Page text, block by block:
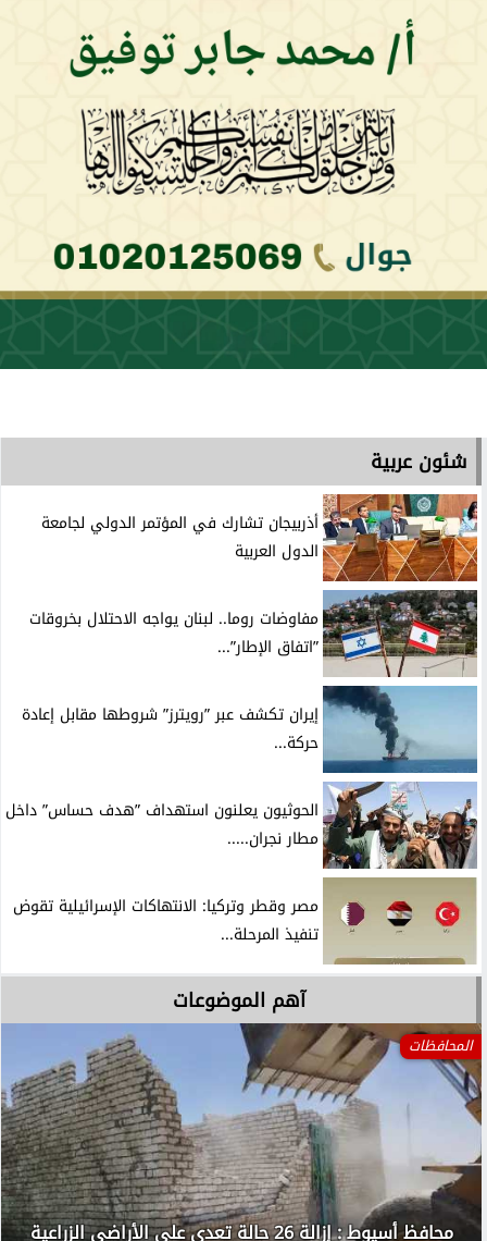
شئون عربية
أذربيجان تشارك في المؤتمر الدولي لجامعة
الدول العربية
مفاوضات روما.. لبنان يواجه الاحتلال بخروقات
”اتفاق الإطار”...
إيران تكشف عبر ”رويترز” شروطها مقابل إعادة
حركة...
الحوثيون يعلنون استهداف ”هدف حساس” داخل
مطار نجران.....
مصر وقطر وتركيا: الانتهاكات الإسرائيلية تقوض
تنفيذ المرحلة...
آهم الموضوعات
المحافظات
محافظ أسيوط : إزالة 26 حالة تعدي على الأراضي الزراعية